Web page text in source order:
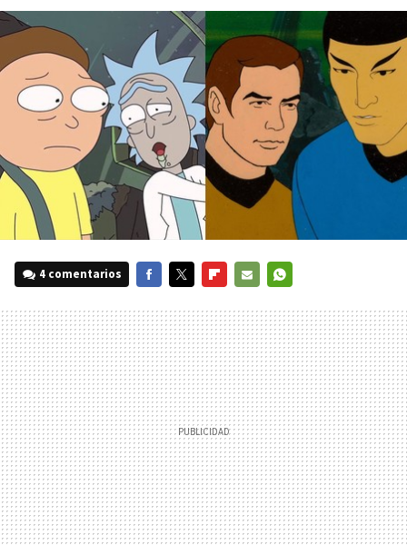
4 comentarios
MAIL